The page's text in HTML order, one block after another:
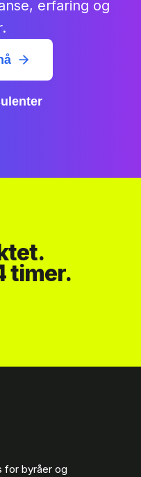
erfaring og
timer.
for byråer og